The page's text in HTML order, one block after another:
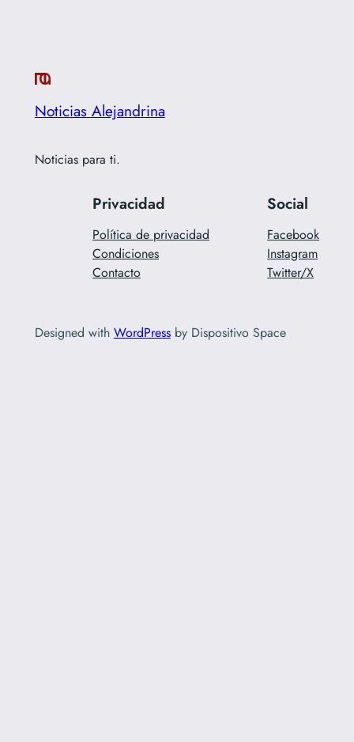
Noticias Alejandrina
Noticias para ti.
Privacidad
Política de privacidad
Condiciones
Contacto
Social
Facebook
Instagram
Twitter/X
Designed with WordPressby Dispositivo Space